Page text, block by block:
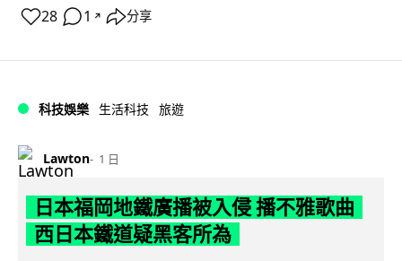
28 1 ↗ 分享
科技娛樂 生活科技 旅遊
Lawton 1 日
日本福岡地鐵廣播被入侵 播不雅歌曲
西日本鐵道疑黑客所為